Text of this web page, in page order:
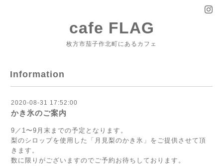
cafe FLAG
枚方市茄子作北町にあるカフェ
Information
2020-08-31 17:52:00
かき氷のご案内
9／1〜9月末までの予定となります。
梨のシロップを使用した「月見梨のかき氷」をご提供させて頂
きます。
数に限りがございますのでご予約お待ちしております。